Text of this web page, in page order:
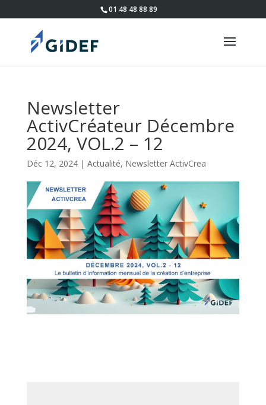
01 48 48 88 89
Newsletter
ActivCréateur Décembre
2024, VOL.2 – 12
Déc 12, 2024| Actualité, Newsletter ActivCrea